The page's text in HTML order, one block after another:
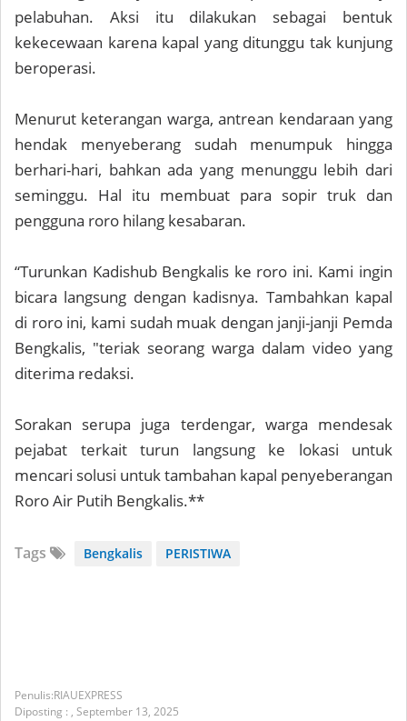
pelabuhan. Aksi itu dilakukan sebagai bentuk
kekecewaan karena kapal yang ditunggu tak kunjung
beroperasi.
Menurut keterangan warga, antrean kendaraan yang
hendak menyeberang sudah menumpuk hingga
berhari-hari, bahkan ada yang menunggu lebih dari
seminggu. Hal itu membuat para sopir truk dan
pengguna roro hilang kesabaran.
“Turunkan Kadishub Bengkalis ke roro ini. Kami ingin
bicara langsung dengan kadisnya. Tambahkan kapal
di roro ini, kami sudah muak dengan janji-janji Pemda
Bengkalis, "teriak seorang warga dalam video yang
diterima redaksi.
Sorakan serupa juga terdengar, warga mendesak
pejabat terkait turun langsung ke lokasi untuk
mencari solusi untuk tambahan kapal penyeberangan
Roro Air Putih Bengkalis.**
Tags Bengkalis PERISTIWA
RIAUEXPRESS
Diposting : , September 13, 2025